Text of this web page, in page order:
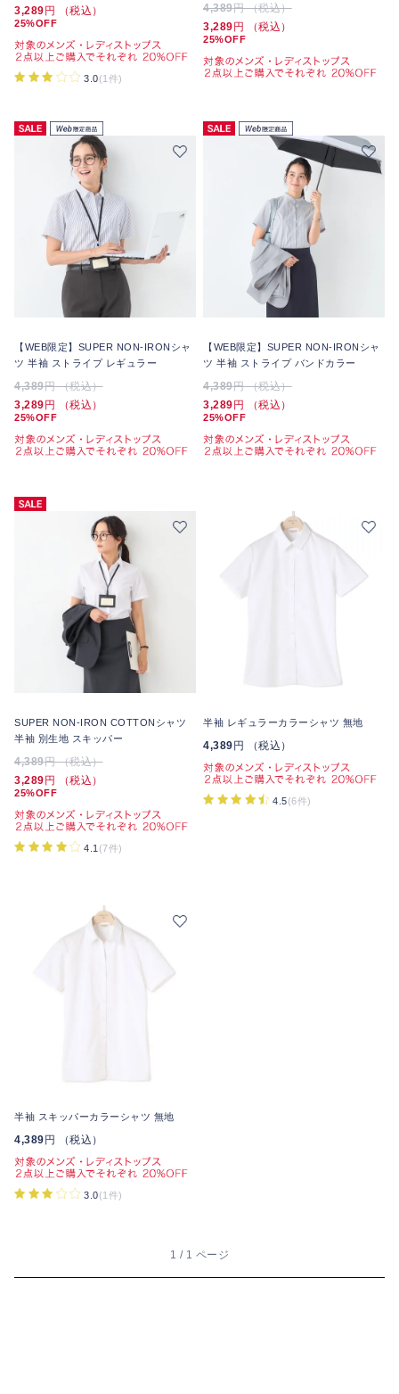
3,289 円 （税込）
25%OFF
3.0(1件)
4,389円 （税込）
3,289 円 （税込）
25%OFF
【WEB限定】SUPER NON-IRONシャ
ツ 半袖 ストライプ レギュラー
4,389円 （税込）
3,289 円 （税込）
25%OFF
【WEB限定】SUPER NON-IRONシャ
ツ 半袖 ストライプ バンドカラー
4,389円 （税込）
3,289 円 （税込）
25%OFF
SUPER NON-IRON COTTONシャツ
半袖 別生地 スキッパー
4,389円 （税込）
3,289 円 （税込）
25%OFF
4.1 (7件)
半袖 レギュラーカラーシャツ 無地
4,389 円 （税込）
4.5(6件)
半袖 スキッパーカラーシャツ 無地
4,389 円 （税込）
3.0(1件)
1 / 1 ページ